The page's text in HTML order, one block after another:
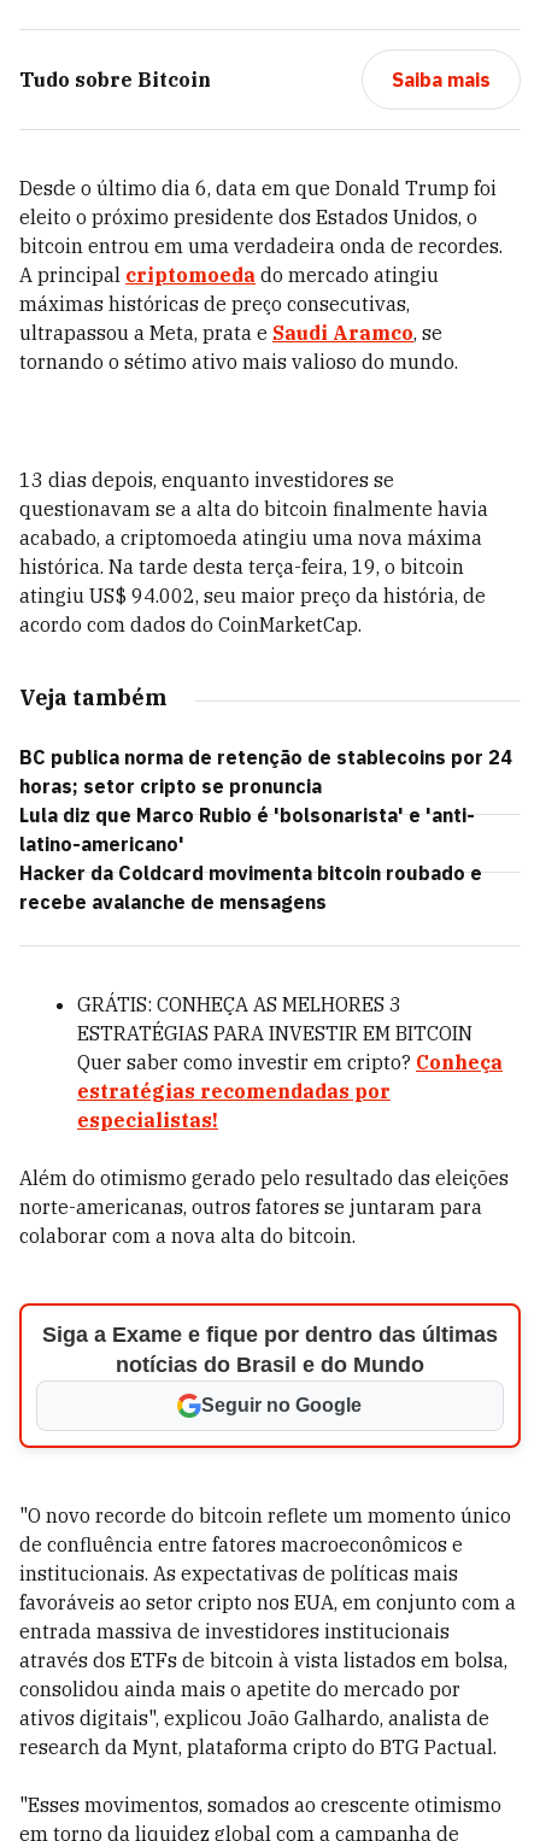
Tudo sobre Bitcoin Saiba mais
Desde o último dia 6, data em que Donald Trump foi
eleito o próximo presidente dos Estados Unidos, o
bitcoin entrou em uma verdadeira onda de recordes.
A principal criptomoeda do mercado atingiu
máximas históricas de preço consecutivas,
ultrapassou a Meta, prata e Saudi Aramco, se
tornando o sétimo ativo mais valioso do mundo.
13 dias depois, enquanto investidores se
questionavam se a alta do bitcoin finalmente havia
acabado, a criptomoeda atingiu uma nova máxima
histórica. Na tarde desta terça-feira, 19, o bitcoin
atingiu US$ 94.002, seu maior preço da história, de
acordo com dados do CoinMarketCap.
Veja também
BC publica norma de retenção de stablecoins por 24
horas; setor cripto se pronuncia
Lula diz que Marco Rubio é 'bolsonarista' e 'anti-
latino-americano'
Hacker da Coldcard movimenta bitcoin roubado e
recebe avalanche de mensagens
GRÁTIS: CONHEÇA AS MELHORES 3
ESTRATÉGIAS PARA INVESTIR EM BITCOIN
Quer saber como investir em cripto? Conheça
estratégias recomendadas por
especialistas!
Além do otimismo gerado pelo resultado das eleições
norte-americanas, outros fatores se juntaram para
colaborar com a nova alta do bitcoin.
Siga a Exame e fique por dentro das últimas
notícias do Brasil e do Mundo
Seguir no Google
"O novo recorde do bitcoin reflete um momento único
de confluência entre fatores macroeconômicos e
institucionais. As expectativas de políticas mais
favoráveis ao setor cripto nos EUA, em conjunto com a
entrada massiva de investidores institucionais
através dos ETFs de bitcoin à vista listados em bolsa,
consolidou ainda mais o apetite do mercado por
ativos digitais", explicou João Galhardo, analista de
research da Mynt, plataforma cripto do BTG Pactual.
"Esses movimentos, somados ao crescente otimismo
em torno da liquidez global com a campanha de